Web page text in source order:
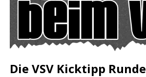
Die VSV Kicktipp Runde